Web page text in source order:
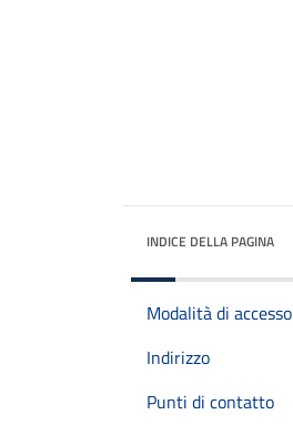
INDICE DELLA PAGINA
Modalità di accesso
Indirizzo
Punti di contatto